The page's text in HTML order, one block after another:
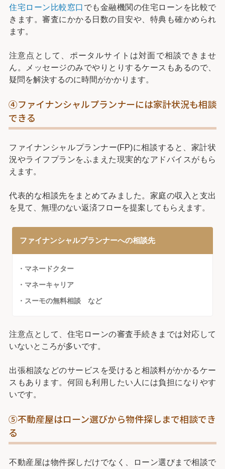
住宅ローン比較窓口 でも金融機関の住宅ローンを比較で
きます。審査にかかる日数の目安や、特典も確かめられ
ます。
注意点として、ポータルサイトは対面で相談できませ
ん。メッセージのみでやりとりするケースもあるので、
疑問を解決するのに時間がかかります。
④ファイナンシャルプランナーには家計状況も相談
できる
ファイナンシャルプランナー(FP)に相談すると、家計状
況やライフプランをふまえた現実的なアドバイスがもら
えます。
代表的な相談先をまとめてみました。家庭の収入と支出
を見て、無理のない返済フローを提案してもらえます。
ファイナンシャルプランナーへの相談先
・マネードクター
・マネーキャリア
・スーモの無料相談 など
注意点として、住宅ローンの審査手続きまでは対応して
いないところが多いです。
出張相談などのサービスを受けると相談料がかかるケー
スもあります。何回も利用したい人には負担になりやす
いです。
⑤不動産屋はローン選びから物件探しまで相談でき
る
不動産屋は物件探しだけでなく、ローン選びまで相談で